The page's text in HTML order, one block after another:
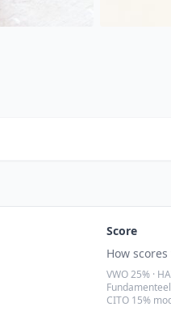
Score
How
VWO 25% ·
CITO 15%